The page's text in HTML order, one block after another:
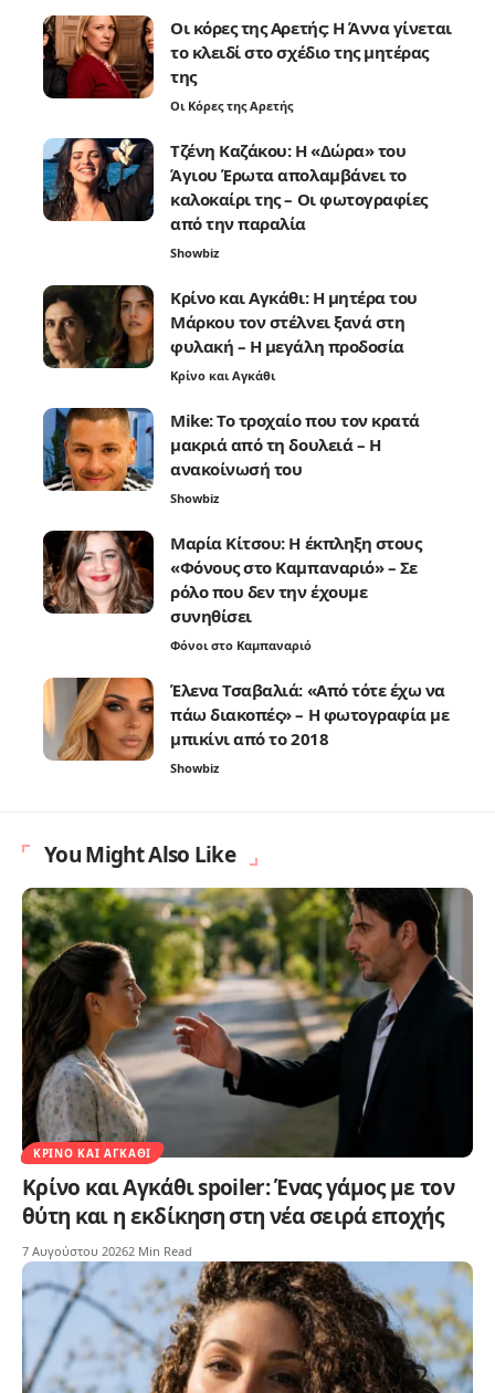
Οι κόρες της Αρετής: Η Άννα γίνεται
το κλειδί στο σχέδιο της μητέρας
της
Οι Κόρες της Αρετής
Τζένη Καζάκου: Η «Δώρα» του
Άγιου Έρωτα απολαμβάνει το
καλοκαίρι της – Οι φωτογραφίες
από την παραλία
Showbiz
Κρίνο και Αγκάθι: Η μητέρα του
Μάρκου τον στέλνει ξανά στη
φυλακή – Η μεγάλη προδοσία
Κρίνο και Αγκάθι
Mike: Το τροχαίο που τον κρατά
μακριά από τη δουλειά – Η
ανακοίνωσή του
Showbiz
Μαρία Κίτσου: Η έκπληξη στους
«Φόνους στο Καμπαναριό» – Σε
ρόλο που δεν την έχουμε
συνηθίσει
Φόνοι στο Καμπαναριό
Έλενα Τσαβαλιά: «Από τότε έχω να
πάω διακοπές» – Η φωτογραφία με
μπικίνι από το 2018
Showbiz
You Might Also Like
ΚΡΊΝΟ ΚΑΙ ΑΓΚΆΘΙ
Κρίνο και Αγκάθι spoiler: Ένας γάμος με τον
θύτη και η εκδίκηση στη νέα σειρά εποχής
7 Αυγούστου 20262 Min Read